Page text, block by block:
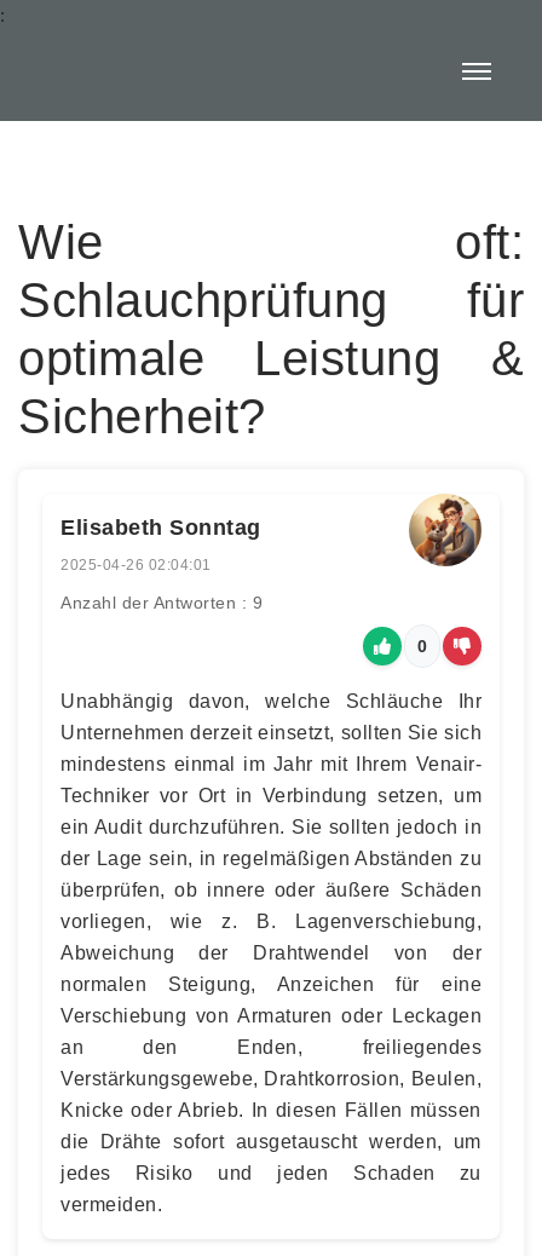
:
Wie oft:
Schlauchprüfung für
optimale Leistung &
Sicherheit?
Elisabeth Sonntag
2025-04-26 02:04:01
Anzahl der Antworten : 9
0
Unabhängig davon, welche Schläuche Ihr
Unternehmen derzeit einsetzt, sollten Sie sich
mindestens einmal im Jahr mit Ihrem Venair-
Techniker vor Ort in Verbindung setzen, um
ein Audit durchzuführen. Sie sollten jedoch in
der Lage sein, in regelmäßigen Abständen zu
überprüfen, ob innere oder äußere Schäden
vorliegen, wie z. B. Lagenverschiebung,
Abweichung der Drahtwendel von der
normalen Steigung, Anzeichen für eine
Verschiebung von Armaturen oder Leckagen
an den Enden, freiliegendes
Verstärkungsgewebe, Drahtkorrosion, Beulen,
Knicke oder Abrieb. In diesen Fällen müssen
die Drähte sofort ausgetauscht werden, um
jedes Risiko und jeden Schaden zu
vermeiden.